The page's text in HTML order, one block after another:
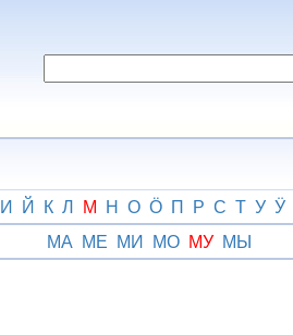
И Й К Л М Н О Ӧ П Р С Т У Ӱ
МА МЕ МИ МО МУ МЫ